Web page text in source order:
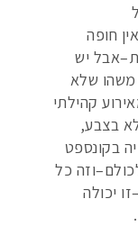
חופה
יש
משהו שלא
קהילתי
בצבע,
בקונספט
כל
יכולה